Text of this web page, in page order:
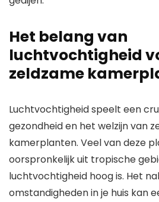
Het belang van
luchtvochtigheid
zeldzame
Luchtvochtigheid speelt een
gezondheid en het welzijn van
kamerplanten. Veel van deze
oorspronkelijk uit tropische
luchtvochtigheid hoog is. Het
omstandigheden in je huis kan